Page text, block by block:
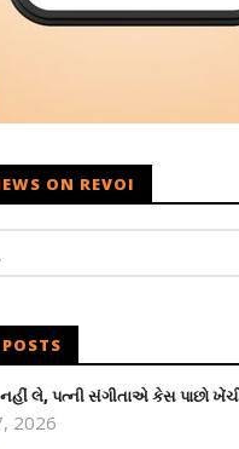
ON REVOI
લે, પત્ની સંગીતાએ કેસ પાછો
2026